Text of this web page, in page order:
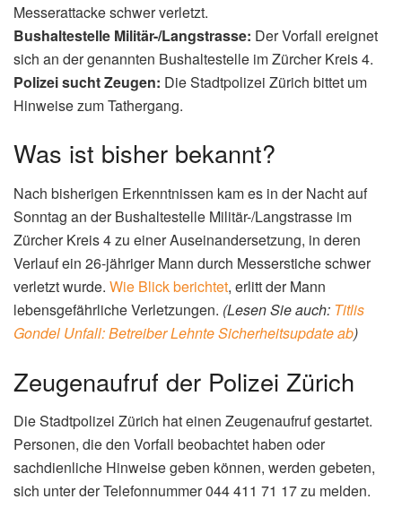
Messerattacke schwer verletzt.
Bushaltestelle Militär-/Langstrasse: Der Vorfall ereignet
sich an der genannten Bushaltestelle im Zürcher Kreis 4.
Polizei sucht Zeugen: Die Stadtpolizei Zürich bittet um
Hinweise zum Tathergang.
Was ist bisher bekannt?
Nach bisherigen Erkenntnissen kam es in der Nacht auf
Sonntag an der Bushaltestelle Militär-/Langstrasse im
Zürcher Kreis 4 zu einer Auseinandersetzung, in deren
Verlauf ein 26-jähriger Mann durch Messerstiche schwer
verletzt wurde. Wie Blick berichtet, erlitt der Mann
lebensgefährliche Verletzungen. (Lesen Sie auch: Titlis
Gondel Unfall: Betreiber Lehnte Sicherheitsupdate ab)
Zeugenaufruf der Polizei Zürich
Die Stadtpolizei Zürich hat einen Zeugenaufruf gestartet.
Personen, die den Vorfall beobachtet haben oder
sachdienliche Hinweise geben können, werden gebeten,
sich unter der Telefonnummer 044 411 71 17 zu melden.